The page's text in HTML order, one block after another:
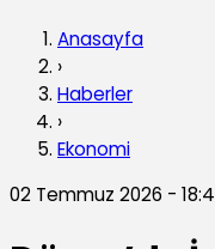
Anasayfa
›
Haberler
›
Ekonomi
02 Temmuz 2026 -